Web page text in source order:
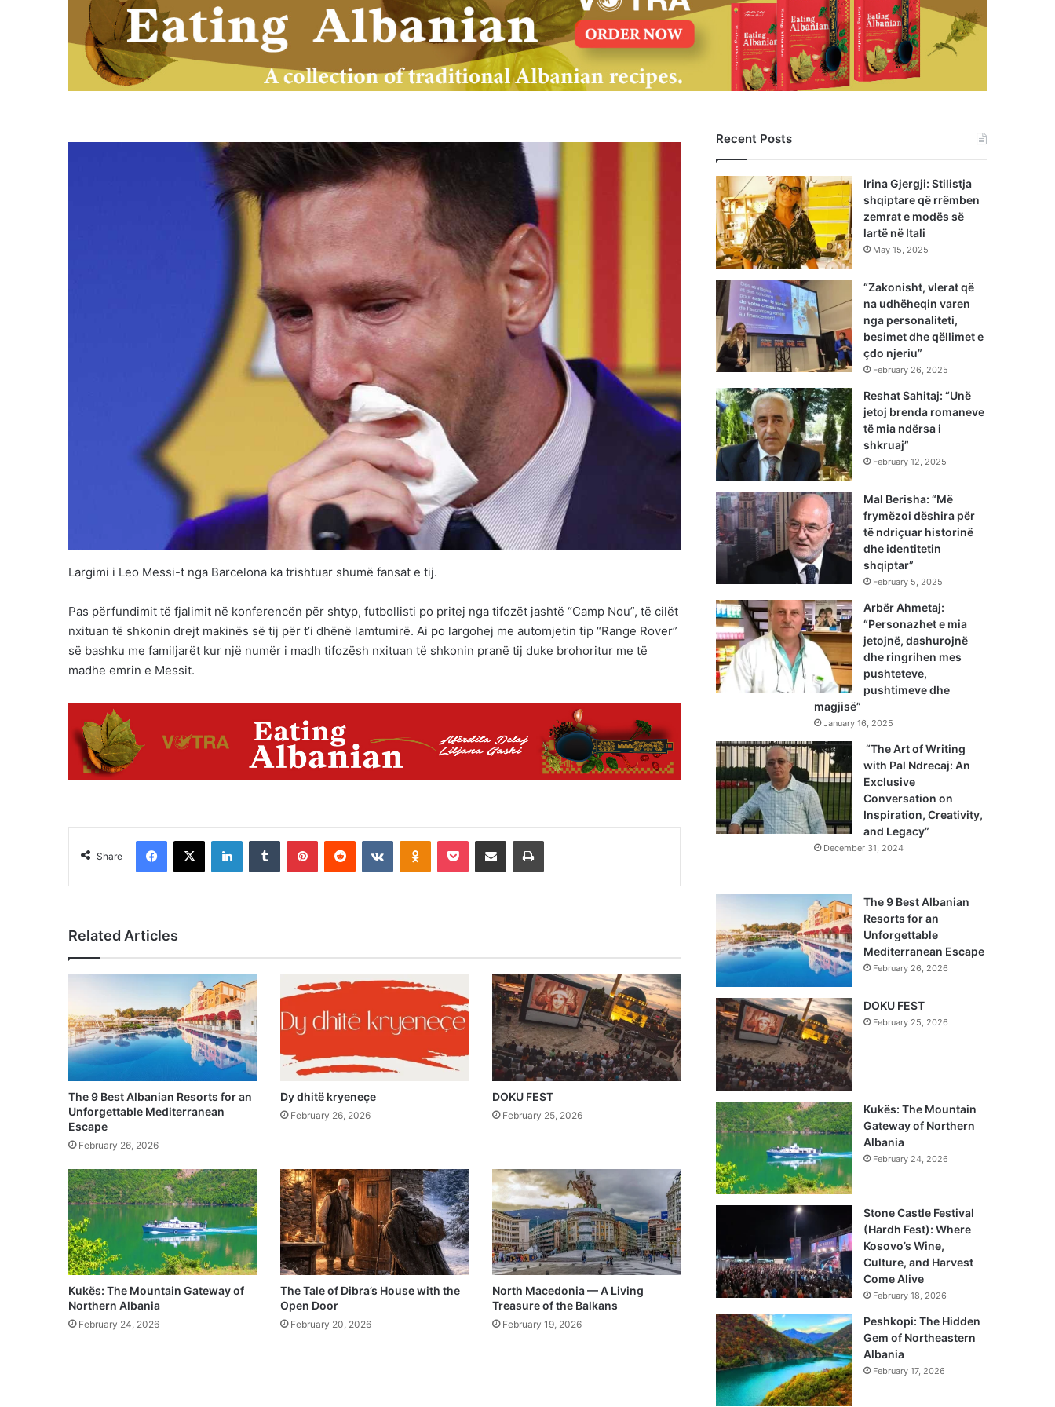
Largimi i Leo Messi-t nga Barcelona ka trishtuar shumë fansat e tij.
Pas përfundimit të fjalimit në konferencën për shtyp, futbollisti po pritej nga tifozët jashtë “Camp Nou”, të cilët
nxituan të shkonin drejt makinës së tij për t’i dhënë lamtumirë. Ai po largohej me automjetin tip “Range Rover”
së bashku me familjarët kur një numër i madh tifozësh nxituan të shkonin pranë tij duke brohoritur me të
madhe emrin e Messit.
Share
Facebook
X LinkedInTumblr PinterestReddit VKontakteOdnoklassniki
Pocket Share via Email Print
Related Articles
The 9 Best Albanian Resorts for an
Unforgettable Mediterranean
Escape
February 26, 2026
Dy dhitë kryeneçe
February 26, 2026
DOKU FEST
February 25, 2026
Kukës: The Mountain Gateway of
Northern Albania
February 24, 2026
The Tale of Dibra’s House with the
Open Door
February 20, 2026
North Macedonia — A Living
Treasure of the Balkans
February 19, 2026
Recent Posts
Irina Gjergji: Stilistja
shqiptare që rrëmben
zemrat e modës së
lartë në Itali
May 15, 2025
“Zakonisht, vlerat që
na udhëheqin varen
nga personaliteti,
besimet dhe qëllimet e
çdo njeriu”
February 26, 2025
Reshat Sahitaj: “Unë
jetoj brenda romaneve
të mia ndërsa i
shkruaj”
February 12, 2025
Mal Berisha: “Më
frymëzoi dëshira për
të ndriçuar historinë
dhe identitetin
shqiptar”
February 5, 2025
Arbër Ahmetaj:
“Personazhet e mia
jetojnë, dashurojnë
dhe ringrihen mes
pushteteve,
pushtimeve dhe
magjisë”
January 16, 2025
“The Art of Writing
with Pal Ndrecaj: An
Exclusive
Conversation on
Inspiration, Creativity,
and Legacy”
December 31, 2024
The 9 Best Albanian
Resorts for an
Unforgettable
Mediterranean Escape
February 26, 2026
DOKU FEST
February 25, 2026
Kukës: The Mountain
Gateway of Northern
Albania
February 24, 2026
Stone Castle Festival
(Hardh Fest): Where
Kosovo’s Wine,
Culture, and Harvest
Come Alive
February 18, 2026
Peshkopi: The Hidden
Gem of Northeastern
Albania
February 17, 2026